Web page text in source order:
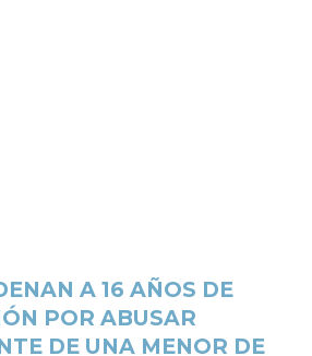
A 16 AÑOS DE
POR ABUSAR
DE UNA MENOR DE